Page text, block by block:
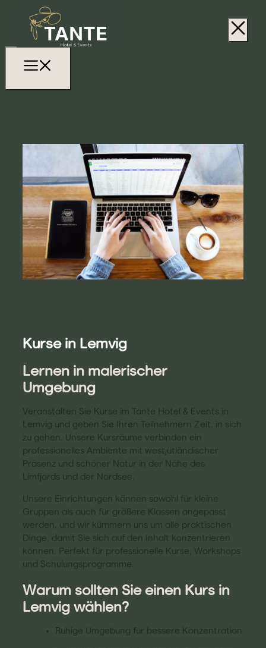
Kurse in Lemvig
Lernen in malerischer
Umgebung
Veranstalten Sie Kurse im Tante Hotel & Events in
Lemvig und geben Sie Ihren Teilnehmern Zeit, in sich
zu gehen. Unsere Kursräume verbinden ein
professionelles Ambiente mit westjütländischer
Präsenz und schöner Natur in der Nähe des
Limfjords und der Nordsee.
Unsere Einrichtungen können sowohl für kleine
Gruppen als auch für größere Klassen angepasst
werden, und wir kümmern uns um alle praktischen
Dinge, damit Sie sich auf den Inhalt konzentrieren
können. Perfekt für professionelle Kurse, Workshops
und Schulungsprogramme.
Warum sollten Sie einen Kurs in
Lemvig wählen?
Ruhige Umgebung für bessere Konzentration